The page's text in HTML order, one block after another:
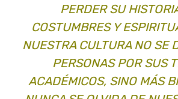
PERDER SU
COSTUMBRES Y
NUESTRA CULTURA NO SE
PERSONAS POR SUS
ACADÉMICOS, SINO MÁS